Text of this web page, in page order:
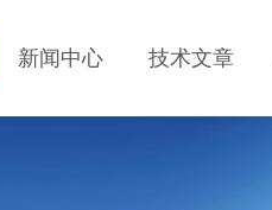
新闻中心 技术文章